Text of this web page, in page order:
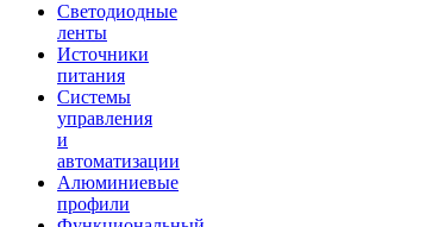
Светодиодные
ленты
Источники
питания
Системы
управления
и
автоматизации
Алюминиевые
профили